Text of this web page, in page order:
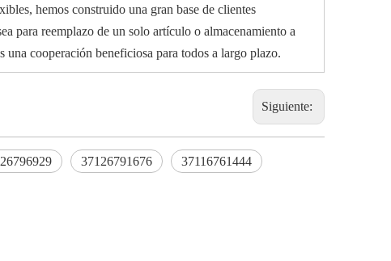
hemos construido una gran base de clientes
para reemplazo de un solo artículo o almacenamiento a
una cooperación beneficiosa para todos a largo plazo.
Siguiente:
37126791676 37116761444